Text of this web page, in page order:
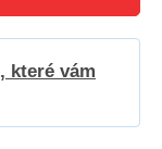
které vám